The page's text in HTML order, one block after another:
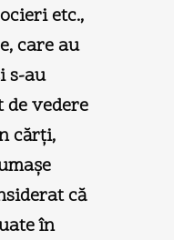
etc.,
care au
s-au
vedere
cărţi,
că
în